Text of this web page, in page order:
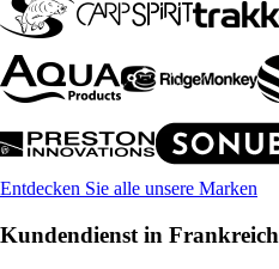
Entdecken Sie alle unsere Marken
Kundendienst in Frankreich